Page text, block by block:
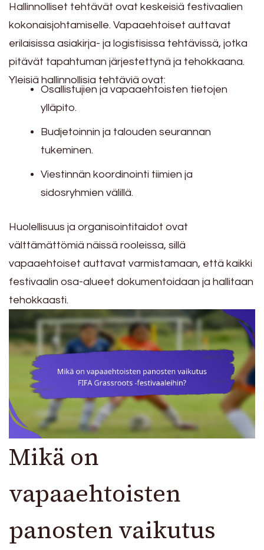
Hallinnolliset tehtävät ovat keskeisiä festivaalien
kokonaisjohtamiselle. Vapaaehtoiset auttavat
erilaisissa asiakirja- ja logistisissa tehtävissä, jotka
pitävät tapahtuman järjestettynä ja tehokkaana.
Yleisiä hallinnollisia tehtäviä ovat:
Osallistujien ja vapaaehtoisten tietojen
ylläpito.
Budjetoinnin ja talouden seurannan
tukeminen.
Viestinnän koordinointi tiimien ja
sidosryhmien välillä.
Huolellisuus ja organisointitaidot ovat
välttämättömiä näissä rooleissa, sillä
vapaaehtoiset auttavat varmistamaan, että kaikki
festivaalin osa-alueet dokumentoidaan ja hallitaan
tehokkaasti.
Mikä on
vapaaehtoisten
panosten vaikutus